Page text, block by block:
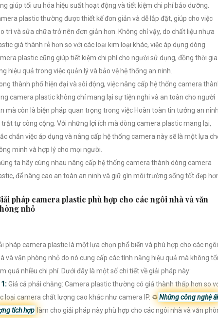
giúp tối ưu hóa hiệu suất hoạt động và tiết kiệm chi phí bảo dưỡng.
plastic thường được thiết kế đơn giản và dễ lắp đặt, giúp cho việc
trì và sửa chữa trở nên đơn giản hơn. Không chỉ vậy, do chất liệu nhựa
giá thành rẻ hơn so với các loại kim loại khác, việc áp dụng dòng
plastic cũng giúp tiết kiệm chi phí cho người sử dụng, đồng thời gia
hiệu quả trong việc quản lý và bảo vệ hệ thống an ninh.
thành phố hiện đại và sôi động, việc nâng cấp hệ thống camera
camera plastic không chỉ mang lại sự tiện nghi và an toàn cho người
mà còn là biện pháp quan trọng trong việc Hoàn toàn tin tưởng an
trật tự công cộng. Với những lợi ích mà dòng camera plastic mang lại,
chắn việc áp dụng và nâng cấp hệ thống camera này sẽ là một lựa
minh và hợp lý cho mọi người.
ta hãy cùng nhau nâng cấp hệ thống camera thành dòng camera
để nâng cao an toàn an ninh và giữ gìn môi trường sống tốt đẹp
pháp camera plastic phù hợp cho các ngôi nhà và văn
nhỏ
pháp camera plastic là một lựa chọn phổ biến và phù hợp cho các ngôi
và văn phòng nhỏ do nó cung cấp các tính năng hiệu quả mà không
quá nhiều chi phí. Dưới đây là một số chi tiết về giải pháp này:
1:Giá cả phải chăng: Camera plastic thường có giá thành thấp hơn so
loại camera chất lượng cao khác như camera IP. ♻Những công nghệ
tích hợp làm cho giải pháp này phù hợp cho các ngôi nhà và văn